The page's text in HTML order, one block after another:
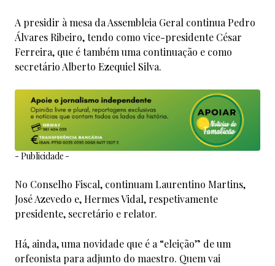
A presidir à mesa da Assembleia Geral continua Pedro
Álvares Ribeiro, tendo como vice-presidente César
Ferreira, que é também uma continuação e como
secretário Alberto Ezequiel Silva.
- Publicidade -
No Conselho Fiscal, continuam Laurentino Martins,
José Azevedo e, Hermes Vidal, respetivamente
presidente, secretário e relator.
Há, ainda, uma novidade que é a “eleição” de um
orfeonista para adjunto do maestro. Quem vai